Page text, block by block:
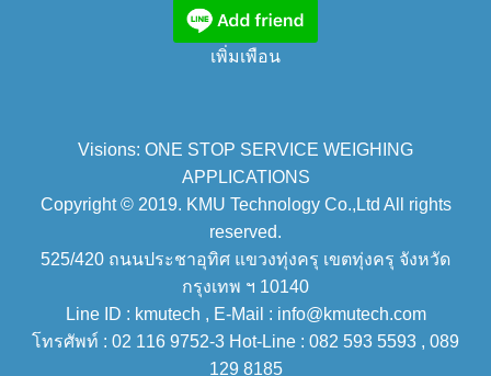
เพิ่มเพือน
Visions: ONE STOP SERVICE WEIGHING
APPLICATIONS
Copyright © 2019. KMU Technology Co.,Ltd All rights
reserved.
525/420 ถนนประชาอุทิศ แขวงทุ่งครุ เขตทุ่งครุ จังหวัด
กรุงเทพ ฯ 10140
Line ID : kmutech , E-Mail : info@kmutech.com
โทรศัพท์ : 02 116 9752-3 Hot-Line : 082 593 5593 , 089
129 8185